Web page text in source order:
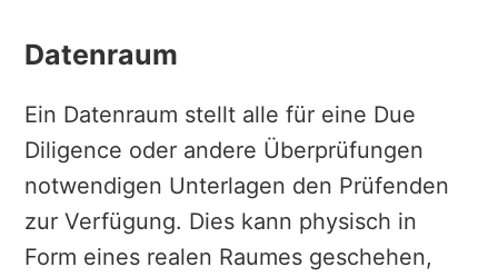
Datenraum
Ein Datenraum stellt alle für eine Due
Diligence oder andere Überprüfungen
notwendigen Unterlagen den Prüfenden
zur Verfügung. Dies kann physisch in
Form eines realen Raumes geschehen,